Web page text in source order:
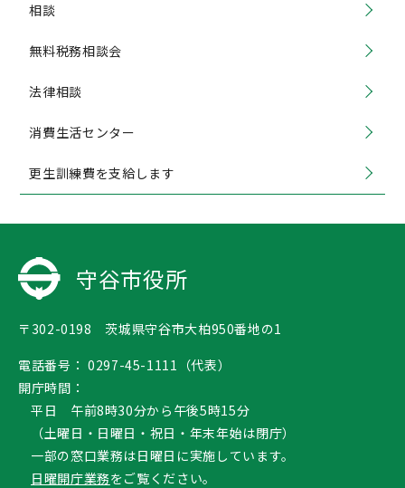
相談
無料税務相談会
法律相談
消費生活センター
更生訓練費を支給します
守谷市役所
〒302-0198 茨城県守谷市大柏950番地の1
電話番号： 0297-45-1111（代表）
開庁時間：
平日 午前8時30分から午後5時15分
（土曜日・日曜日・祝日・年末年始は閉庁）
一部の窓口業務は日曜日に実施しています。
日曜開庁業務をご覧ください。